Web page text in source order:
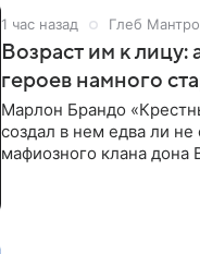
1 час назад Глеб
Возраст им к
героев намного
Марлон Брандо
создал в нем едва ли
мафиозного клана дона